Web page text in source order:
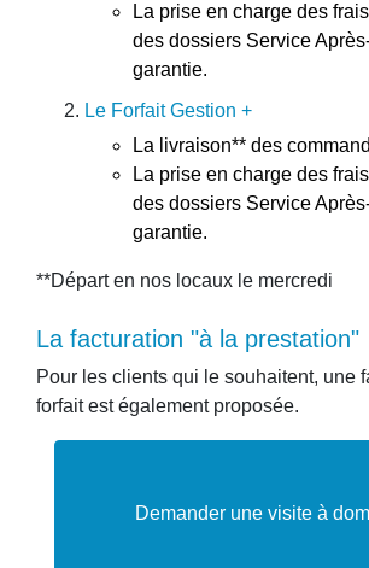
La prise en charge des
des dossiers Service
garantie.
Le Forfait Gestion +
La livraison** des
La prise en charge des
des dossiers Service
garantie.
**Départ en nos locaux le mercredi
la facturation "à la prestation"
Pour les clients qui le souhaitent, une
forfait est également proposée.
Demander une visite à